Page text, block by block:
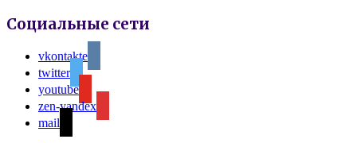
Социальные сети
vkontakte
twitter
youtube
zen-yandex
mail